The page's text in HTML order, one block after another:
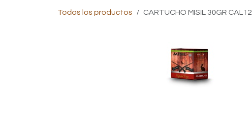
Todos los productos CARTUCHO MISIL 30GR CAL12